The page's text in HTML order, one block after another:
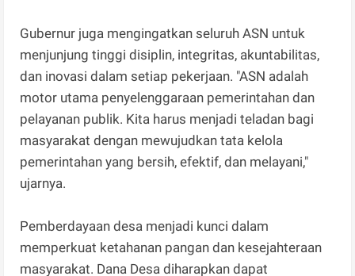
Gubernur juga mengingatkan seluruh ASN untuk
menjunjung tinggi disiplin, integritas, akuntabilitas,
dan inovasi dalam setiap pekerjaan. "ASN adalah
motor utama penyelenggaraan pemerintahan dan
pelayanan publik. Kita harus menjadi teladan bagi
masyarakat dengan mewujudkan tata kelola
pemerintahan yang bersih, efektif, dan melayani,"
ujarnya.
Pemberdayaan desa menjadi kunci dalam
memperkuat ketahanan pangan dan kesejahteraan
masyarakat. Dana Desa diharapkan dapat